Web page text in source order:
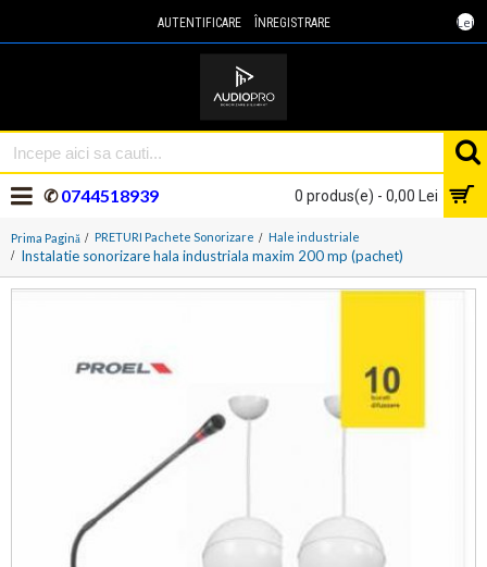
Lei
AUTENTIFICARE ÎNREGISTRARE
0 produs(e) - 0,00 Lei
✆0744518939
Prima Pagină PRETURI Pachete Sonorizare Hale industriale
Instalatie sonorizare hala industriala maxim 200 mp (pachet)